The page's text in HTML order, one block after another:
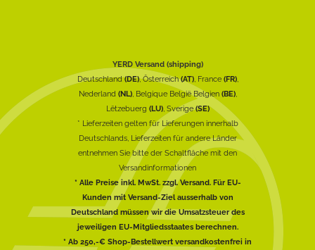
YERD Versand (shipping)
Deutschland(DE), Österreich(AT), France (FR),
Nederland (NL), Belgique België Belgien (BE),
Lëtzebuerg (LU), Sverige(SE)
* Lieferzeiten gelten für Lieferungen innerhalb
Deutschlands, Lieferzeiten für andere Länder
entnehmen Sie bitte der Schaltfläche mit den
Versandinformationen
* Alle Preise inkl. MwSt. zzgl. Versand. Für EU-
Kunden mit Versand-Ziel ausserhalb von
Deutschland müssen wir die Umsatzsteuer des
jeweiligen EU-Mitgliedsstaates berechnen.
* Ab 250,-€ Shop-Bestellwert versandkostenfrei in